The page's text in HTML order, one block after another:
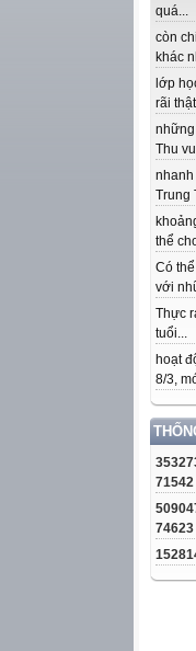
quá...
còn
khác
lớp
rãi
những
Thu
nhanh
Trung
thể
Có
với
Thực
tuổi...
hoạt
8/3,
71542
74623